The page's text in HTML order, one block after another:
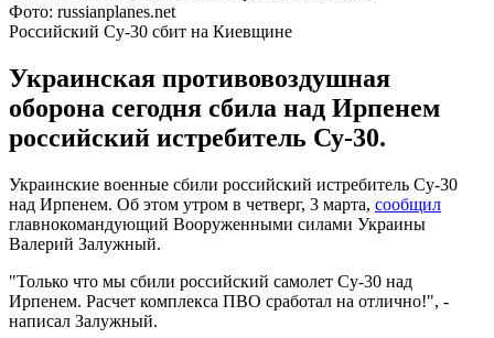
Фото: russianplanes.net
Российский Су-30 сбит на Киевщине
Украинская противовоздушная
оборона сегодня сбила над Ирпенем
российский истребитель Су-30.
Украинские военные сбили российский истребитель Су-30
над Ирпенем. Об этом утром в четверг, 3 марта, сообщил
главнокомандующий Вооруженными силами Украины
Валерий Залужный.
"Только что мы сбили российский самолет Су-30 над
Ирпенем. Расчет комплекса ПВО сработал на отлично!", -
написал Залужный.